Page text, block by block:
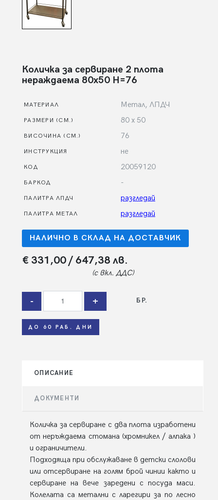
Количка за сервиране 2 плота
нераждаема 80х50 Н=76
МАТЕРИАЛ Метал, ЛПДЧ
РАЗМЕРИ (СМ.) 80 х 50
ВИСОЧИНА (СМ.) 76
ИНСТРУКЦИЯ не
КОД 20059120
БАРКОД -
ПАЛИТРА ЛПДЧ разгледай
ПАЛИТРА МЕТАЛ разгледай
НАЛИЧНО В СКЛАД НА ДОСТАВЧИК
€ 331,00 / 647,38 лв.
(с вкл. ДДС)
- + БР.
ДО 60 РАБ. ДНИ
ОПИСАНИЕ
ДОКУМЕНТИ
Количка за сервиране с два плота изработени
от неръждаема стомана (хромникел / алпака )
и ограничители.
Подходяща при обслужаване в детски слолови
или отсервиране на голям брой чинии както и
сервиране на вече заредени с посуда маси.
Колелата са метални с ларегири за по лесно